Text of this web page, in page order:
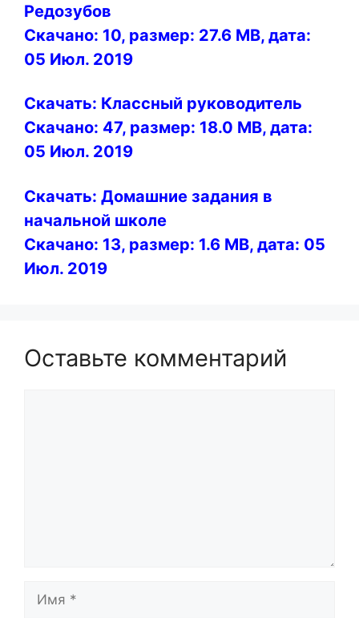
Редозубов
Скачано: 10, размер: 27.6 MB, дата:
05 Июл. 2019
Скачать: Классный руководитель
Скачано: 47, размер: 18.0 MB, дата:
05 Июл. 2019
Скачать: Домашние задания в
начальной школе
Скачано: 13, размер: 1.6 MB, дата: 05
Июл. 2019
Оставьте комментарий